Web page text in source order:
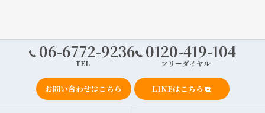
06-6772-9236
TEL
0120-419-104
フリーダイヤル
お問い合わせはこちら LINEはこちら